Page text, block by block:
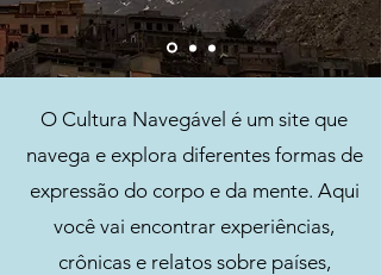
O Cultura Navegável é um site que
navega e explora diferentes formas de
expressão do corpo e da mente. Aqui
você vai encontrar experiências,
crônicas e relatos sobre países,